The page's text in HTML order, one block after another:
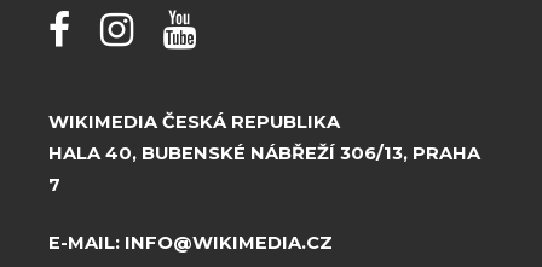
WIKIMEDIA ČESKÁ REPUBLIKA
HALA 40, BUBENSKÉ NÁBŘEŽÍ 306/13, PRAHA
7
E-MAIL: INFO@WIKIMEDIA.CZ